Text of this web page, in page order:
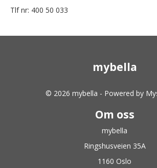
Tlf nr: 400 50 033
mybella
© 2026 mybella - Powered by
Om oss
mybella
Ringshusveien 35A
1160 Oslo